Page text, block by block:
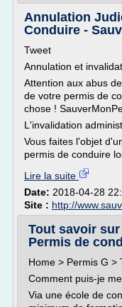
Annulation
Conduire -
Tweet
Annulation et
Attention aux abus
de votre permis de
chose !
L'invalidation
Vous faites l'objet
permis de conduire
Lire la suite
Date: 2018-04-28
Site : http://
Tout savoir
Permis de
Home > Permis G >
Comment puis-je
Via une école de